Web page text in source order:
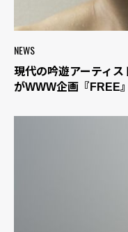
NEWS
現代の吟遊アーティ
がWWW企画『FREE